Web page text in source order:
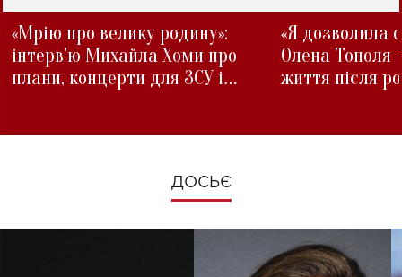
«Мрію про велику родину»:
інтерв'ю Михайла Хоми про
плани, концерти для ЗСУ і
«Я дозволила
Олена Тополя
життя після
ДОСЬЄ